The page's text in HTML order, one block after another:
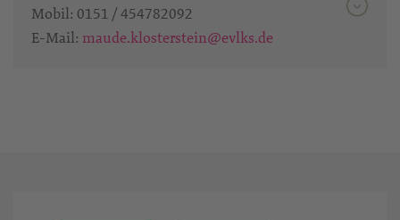
Mobil: 0151 / 454782092
E-Mail: maude.klosterstein@evlks.de